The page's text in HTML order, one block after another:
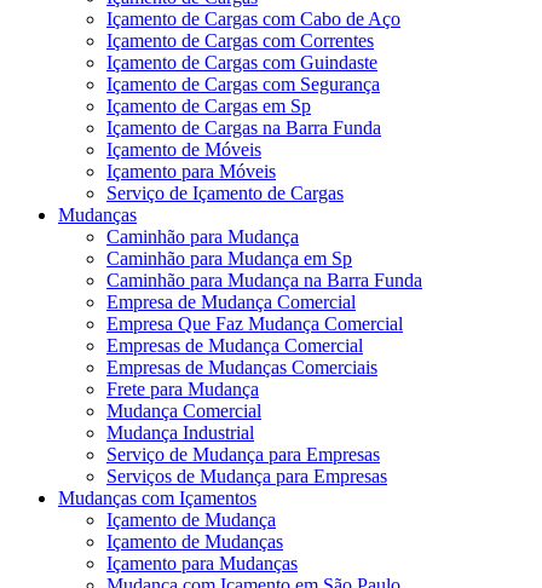
Içamento de Cargas com Cabo de Aço
Içamento de Cargas com Correntes
Içamento de Cargas com Guindaste
Içamento de Cargas com Segurança
Içamento de Cargas em Sp
Içamento de Cargas na Barra Funda
Içamento de Móveis
Içamento para Móveis
Serviço de Içamento de Cargas
Mudanças
Caminhão para Mudança
Caminhão para Mudança em Sp
Caminhão para Mudança na Barra Funda
Empresa de Mudança Comercial
Empresa Que Faz Mudança Comercial
Empresas de Mudança Comercial
Empresas de Mudanças Comerciais
Frete para Mudança
Mudança Comercial
Mudança Industrial
Serviço de Mudança para Empresas
Serviços de Mudança para Empresas
Mudanças com Içamentos
Içamento de Mudança
Içamento de Mudanças
Içamento para Mudanças